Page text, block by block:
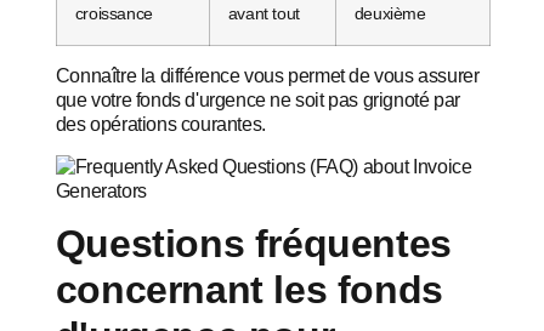
croissance
avant tout
deuxième
Connaître la différence vous permet de vous assurer
que votre fonds d'urgence ne soit pas grignoté par
des opérations courantes.
Questions fréquentes
concernant les fonds